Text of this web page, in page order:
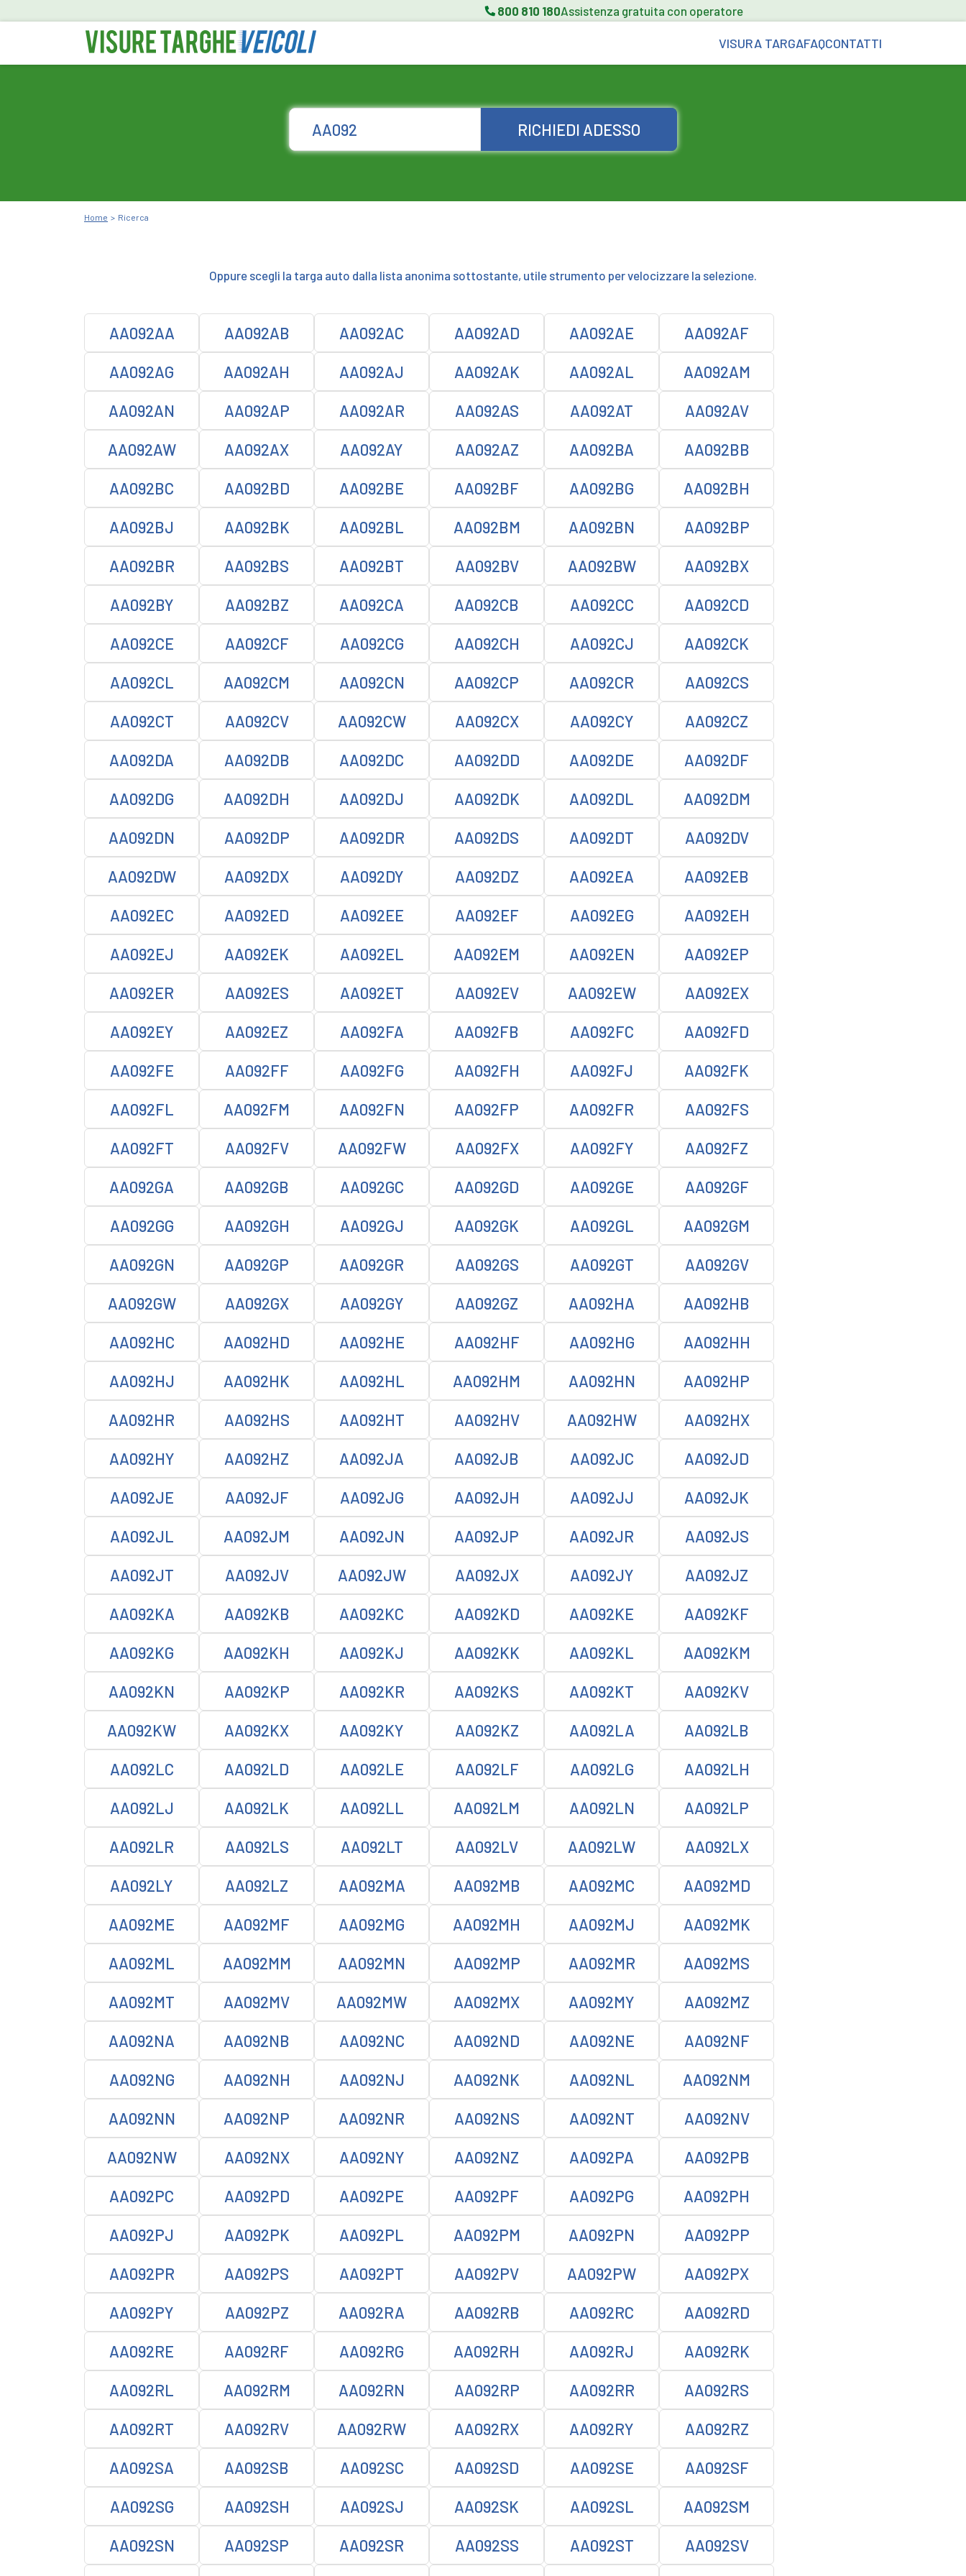
800 810 180Assistenza gratuita con operatore
VISURA TARGAFAQCONTATTI
RICHIEDI ADESSO
Home Ricerca
Oppure scegli la targa auto dalla lista anonima sottostante, utile strumento per velocizzare la selezione.
AA092AA AA092AB AA092AC AA092AD AA092AE AA092AF
AA092AG AA092AH AA092AJ AA092AK AA092AL AA092AM
AA092AN AA092AP AA092AR AA092AS AA092AT AA092AV
AA092AW AA092AX AA092AY AA092AZ AA092BA AA092BB
AA092BC AA092BD AA092BE AA092BF AA092BG AA092BH
AA092BJ AA092BK AA092BL AA092BM AA092BN AA092BP
AA092BR AA092BS AA092BT AA092BV AA092BW AA092BX
AA092BY AA092BZ AA092CA AA092CB AA092CC AA092CD
AA092CE AA092CF AA092CG AA092CH AA092CJ AA092CK
AA092CL AA092CM AA092CN AA092CP AA092CR AA092CS
AA092CT AA092CV AA092CW AA092CX AA092CY AA092CZ
AA092DA AA092DB AA092DC AA092DD AA092DE AA092DF
AA092DG AA092DH AA092DJ AA092DK AA092DL AA092DM
AA092DN AA092DP AA092DR AA092DS AA092DT AA092DV
AA092DW AA092DX AA092DY AA092DZ AA092EA AA092EB
AA092EC AA092ED AA092EE AA092EF AA092EG AA092EH
AA092EJ AA092EK AA092EL AA092EM AA092EN AA092EP
AA092ER AA092ES AA092ET AA092EV AA092EW AA092EX
AA092EY AA092EZ AA092FA AA092FB AA092FC AA092FD
AA092FE AA092FF AA092FG AA092FH AA092FJ AA092FK
AA092FL AA092FM AA092FN AA092FP AA092FR AA092FS
AA092FT AA092FV AA092FW AA092FX AA092FY AA092FZ
AA092GA AA092GB AA092GC AA092GD AA092GE AA092GF
AA092GG AA092GH AA092GJ AA092GK AA092GL AA092GM
AA092GN AA092GP AA092GR AA092GS AA092GT AA092GV
AA092GW AA092GX AA092GY AA092GZ AA092HA AA092HB
AA092HC AA092HD AA092HE AA092HF AA092HG AA092HH
AA092HJ AA092HK AA092HL AA092HM AA092HN AA092HP
AA092HR AA092HS AA092HT AA092HV AA092HW AA092HX
AA092HY AA092HZ AA092JA AA092JB AA092JC AA092JD
AA092JE AA092JF AA092JG AA092JH AA092JJ AA092JK
AA092JL AA092JM AA092JN AA092JP AA092JR AA092JS
AA092JT AA092JV AA092JW AA092JX AA092JY AA092JZ
AA092KA AA092KB AA092KC AA092KD AA092KE AA092KF
AA092KG AA092KH AA092KJ AA092KK AA092KL AA092KM
AA092KN AA092KP AA092KR AA092KS AA092KT AA092KV
AA092KW AA092KX AA092KY AA092KZ AA092LA AA092LB
AA092LC AA092LD AA092LE AA092LF AA092LG AA092LH
AA092LJ AA092LK AA092LL AA092LM AA092LN AA092LP
AA092LR AA092LS AA092LT AA092LV AA092LW AA092LX
AA092LY AA092LZ AA092MA AA092MB AA092MC AA092MD
AA092ME AA092MF AA092MG AA092MH AA092MJ AA092MK
AA092ML AA092MM AA092MN AA092MP AA092MR AA092MS
AA092MT AA092MV AA092MW AA092MX AA092MY AA092MZ
AA092NA AA092NB AA092NC AA092ND AA092NE AA092NF
AA092NG AA092NH AA092NJ AA092NK AA092NL AA092NM
AA092NN AA092NP AA092NR AA092NS AA092NT AA092NV
AA092NW AA092NX AA092NY AA092NZ AA092PA AA092PB
AA092PC AA092PD AA092PE AA092PF AA092PG AA092PH
AA092PJ AA092PK AA092PL AA092PM AA092PN AA092PP
AA092PR AA092PS AA092PT AA092PV AA092PW AA092PX
AA092PY AA092PZ AA092RA AA092RB AA092RC AA092RD
AA092RE AA092RF AA092RG AA092RH AA092RJ AA092RK
AA092RL AA092RM AA092RN AA092RP AA092RR AA092RS
AA092RT AA092RV AA092RW AA092RX AA092RY AA092RZ
AA092SA AA092SB AA092SC AA092SD AA092SE AA092SF
AA092SG AA092SH AA092SJ AA092SK AA092SL AA092SM
AA092SN AA092SP AA092SR AA092SS AA092ST AA092SV